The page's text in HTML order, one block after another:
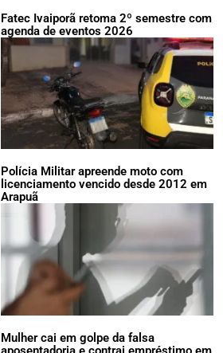
Fatec Ivaiporã retoma 2º semestre com
agenda de eventos 2026
Polícia Militar apreende moto com
licenciamento vencido desde 2012 em
Arapuã
Mulher cai em golpe da falsa